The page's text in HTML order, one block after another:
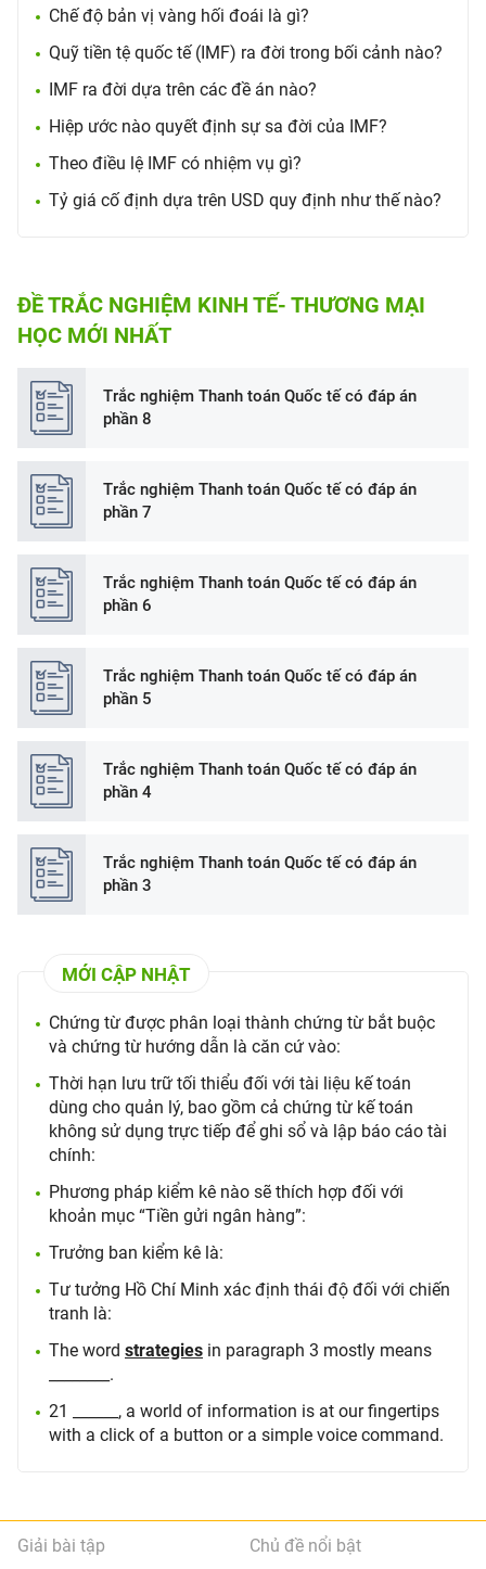
Chế độ bản vị vàng hối đoái là gì?
Quỹ tiền tệ quốc tế (IMF) ra đời trong bối cảnh nào?
IMF ra đời dựa trên các đề án nào?
Hiệp ước nào quyết định sự sa đời của IMF?
Theo điều lệ IMF có nhiệm vụ gì?
Tỷ giá cố định dựa trên USD quy định như thế nào?
ĐỀ TRẮC NGHIỆM KINH TẾ- THƯƠNG MẠI
HỌC MỚI NHẤT
Trắc nghiệm Thanh toán Quốc tế có đáp án
phần 8
Trắc nghiệm Thanh toán Quốc tế có đáp án
phần 7
Trắc nghiệm Thanh toán Quốc tế có đáp án
phần 6
Trắc nghiệm Thanh toán Quốc tế có đáp án
phần 5
Trắc nghiệm Thanh toán Quốc tế có đáp án
phần 4
Trắc nghiệm Thanh toán Quốc tế có đáp án
phần 3
MỚI CẬP NHẬT
Chứng từ được phân loại thành chứng từ bắt buộc
và chứng từ hướng dẫn là căn cứ vào:
Thời hạn lưu trữ tối thiểu đối với tài liệu kế toán
dùng cho quản lý, bao gồm cả chứng từ kế toán
không sử dụng trực tiếp để ghi sổ và lập báo cáo tài
chính:
Phương pháp kiểm kê nào sẽ thích hợp đối với
khoản mục “Tiền gửi ngân hàng”:
Trưởng ban kiểm kê là:
Tư tưởng Hồ Chí Minh xác định thái độ đối với chiến
tranh là:
The word strategies in paragraph 3 mostly means
________.
21 ______, a world of information is at our fingertips
with a click of a button or a simple voice command.
Giải bài tập Chủ đề nổi bật